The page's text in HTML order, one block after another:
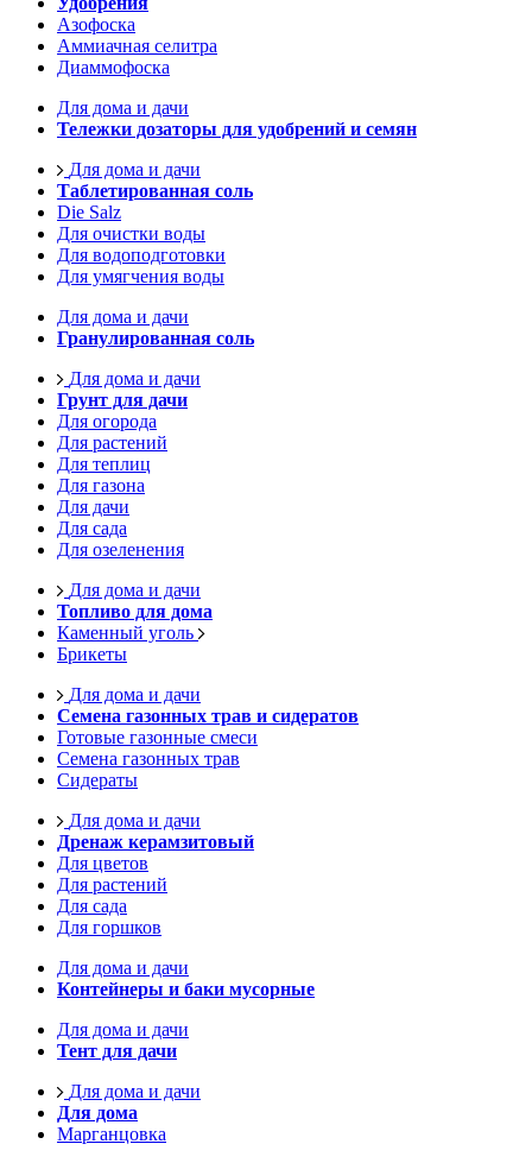
Азофоска
Аммиачная селитра
Диаммофоска
Для дома и дачи
Тележки дозаторы для удобрений и семян
Для дома и дачи
Таблетированная соль
Die Salz
Для очистки воды
Для водоподготовки
Для умягчения воды
Для дома и дачи
Гранулированная соль
Для дома и дачи
Грунт для дачи
Для огорода
Для растений
Для теплиц
Для газона
Для дачи
Для сада
Для озеленения
Для дома и дачи
Топливо для дома
Каменный уголь
Брикеты
Для дома и дачи
Семена газонных трав и сидератов
Готовые газонные смеси
Семена газонных трав
Сидераты
Для дома и дачи
Дренаж керамзитовый
Для цветов
Для растений
Для сада
Для горшков
Для дома и дачи
Контейнеры и баки мусорные
Для дома и дачи
Тент для дачи
Для дома и дачи
Для дома
Марганцовка